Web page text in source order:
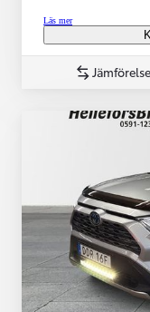
Läs mer
Jämförelse